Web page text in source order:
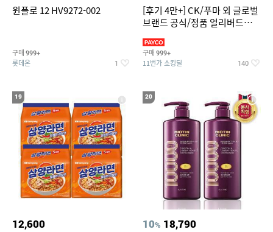
윈플로 12 HV9272-002
구매 999+
롯데온 1
[후기 4만+] CK/푸마 외 글로벌
브랜드 공식/정품 얼리버드
구매 999+
11번가 쇼킹딜 140
19
12,600
20
10% 18,790